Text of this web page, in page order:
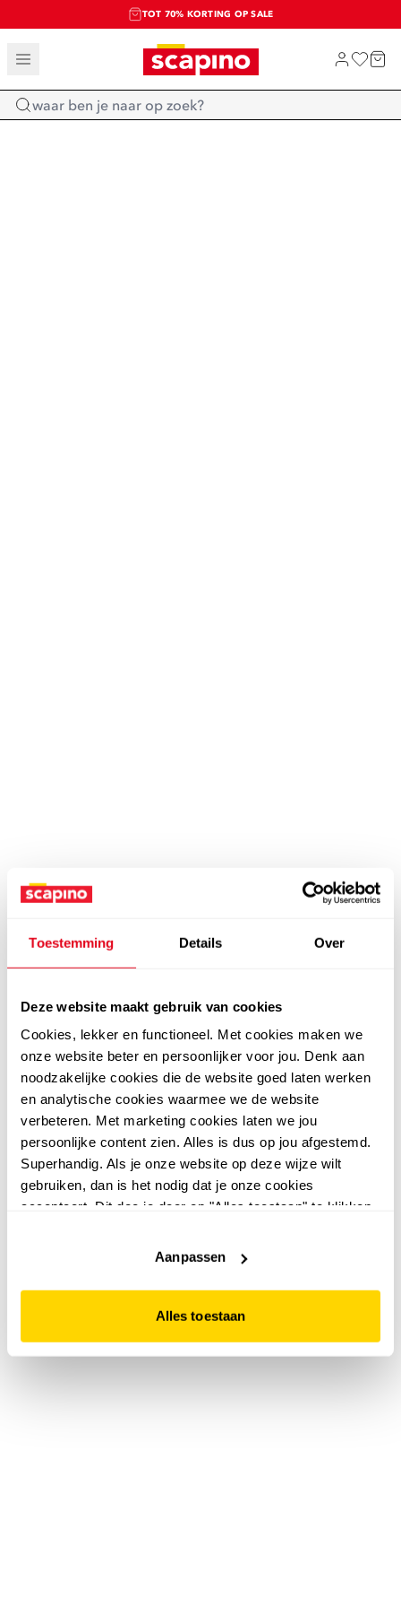
Toestemming Details Over
Deze website maakt gebruik van cookies
Cookies, lekker en functioneel. Met cookies maken we
onze website beter en persoonlijker voor jou. Denk aan
noodzakelijke cookies die de website goed laten werken
en analytische cookies waarmee we de website
verbeteren. Met marketing cookies laten we jou
persoonlijke content zien. Alles is dus op jou afgestemd.
Superhandig. Als je onze website op deze wijze wilt
gebruiken, dan is het nodig dat je onze cookies
accepteert. Dit doe je door op "Alles toestaan" te klikken.
website niet optimaal functioneert.
Aanpassen
Alles toestaan
TOT 70% KORTING OP SALE
SALE: LAATSTE KANS!
SHOP NIEUW
Home